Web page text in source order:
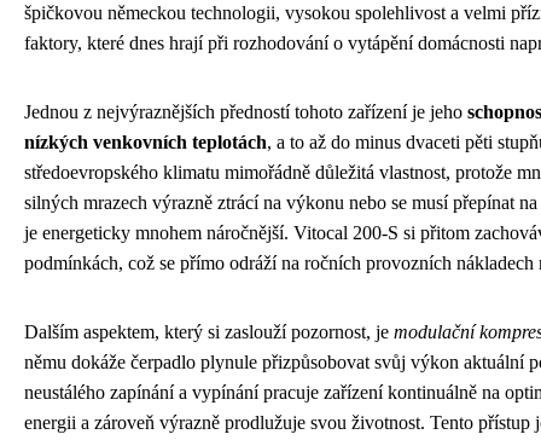
špičkovou německou technologii, vysokou spolehlivost a velmi
faktory, které dnes hrají při rozhodování o vytápění domácnosti
Jednou z nejvýraznějších předností tohoto zařízení je jeho
nízkých venkovních teplotách, a to až do minus dvaceti pěti
středoevropského klimatu mimořádně důležitá vlastnost, protože
silných mrazech výrazně ztrácí na výkonu nebo se musí přepínat
je energeticky mnohem náročnější. Vitocal 200-S si přitom
podmínkách, což se přímo odráží na ročních provozních nákladech
Dalším aspektem, který si zaslouží pozornost, je modulační
němu dokáže čerpadlo plynule přizpůsobovat svůj výkon aktuální
neustálého zapínání a vypínání pracuje zařízení kontinuálně na
energii a zároveň výrazně prodlužuje svou životnost. Tento přístup